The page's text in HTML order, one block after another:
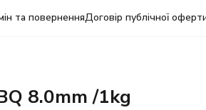
та поверненняДоговір публічної
8.0mm /1kg